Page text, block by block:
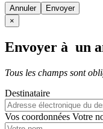
Annuler
×
Envoyer à un
Tous les champs sont
Destinataire
Vos coordonnées Votre